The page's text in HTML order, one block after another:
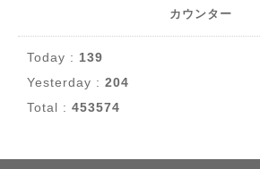
カウンター
Today : 139
Yesterday : 204
Total : 453574